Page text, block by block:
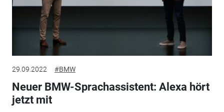
29.09.2022 #BMW
Neuer BMW-Sprachassistent: Alexa hört
jetzt mit